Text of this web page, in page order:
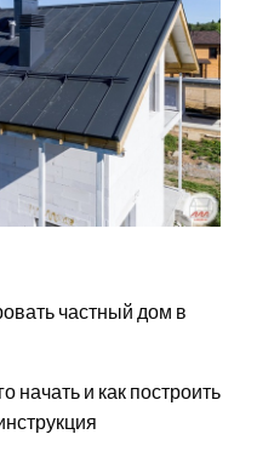
частный дом в
начать и как построить